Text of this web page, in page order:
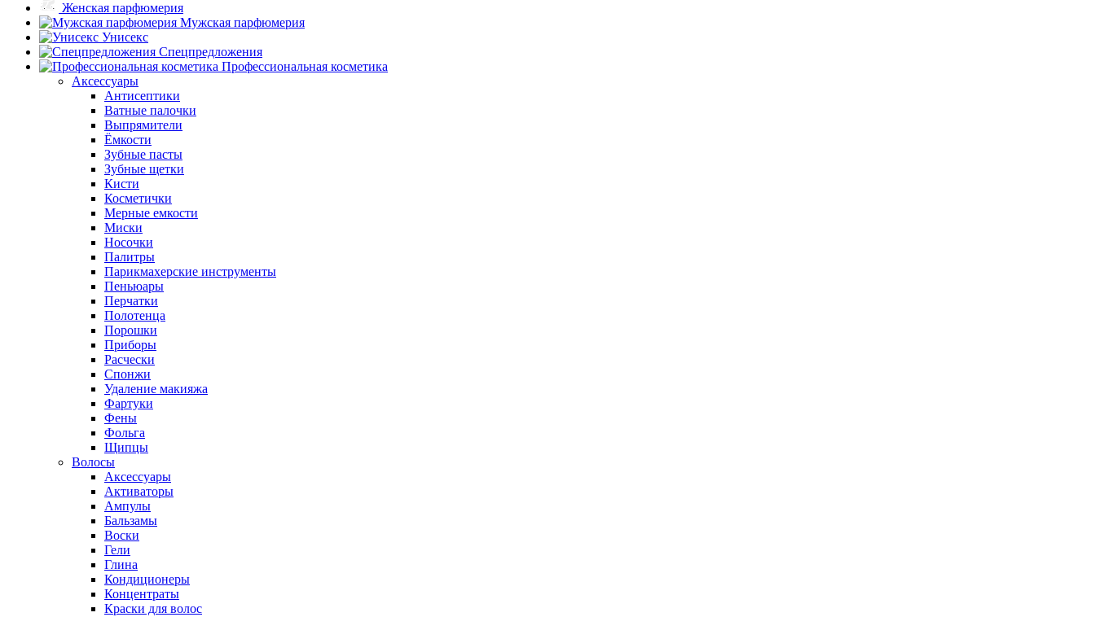
Женская парфюмерия
Мужская парфюмерия
Унисекс
Спецпредложения
Профессиональная косметика
Аксессуары
Антисептики
Ватные палочки
Выпрямители
Ёмкости
Зубные пасты
Зубные щетки
Кисти
Косметички
Мерные емкости
Миски
Носочки
Палитры
Парикмахерские инструменты
Пеньюары
Перчатки
Полотенца
Порошки
Приборы
Расчески
Спонжи
Удаление макияжа
Фартуки
Фены
Фольга
Щипцы
Волосы
Аксессуары
Активаторы
Ампулы
Бальзамы
Воски
Гели
Глина
Кондиционеры
Концентраты
Краски для волос